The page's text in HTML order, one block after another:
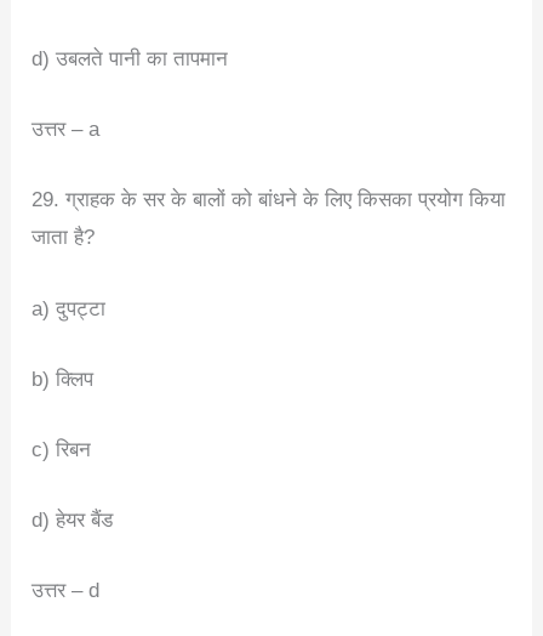
d) उबलते पानी का तापमान
उत्तर – a
29. ग्राहक के सर के बालों को बांधने के लिए किसका प्रयोग किया
जाता है?
a) दुपट्टा
b) क्लिप
c) रिबन
d) हेयर बैंड
उत्तर – d